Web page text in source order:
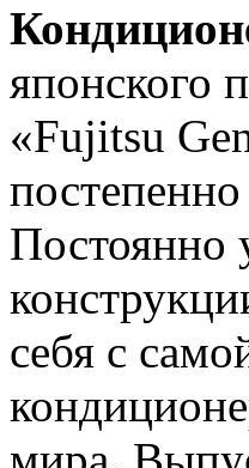
японского
«Fujitsu
постепенно
Постоянно
себя с